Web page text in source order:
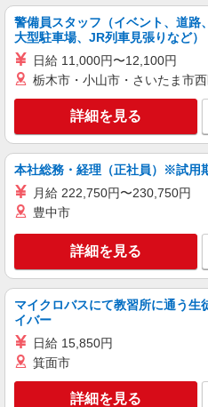
派遣社員
株式会社kotrio /●CB-H-2095477
稲毛／住宅型
不要！面接なし
時給1500円
通費全支給(ガソ
千葉市稲毛
キープ
株式会社kotrio /●CB-H-2160634
＼日収12,000
スで見守り・
時給1500円
千葉市稲毛
キープ
警備員スタッフ（イベント、道路
大型駐車場、JR列車見張りなど）
日給 11,000円〜12,100円
栃木市・小山市・さいたま市
詳細を見る
本社総務・経理（正社員）※試用
月給 222,750円〜230,750円
豊中市
詳細を見る
マイクロバスにて教習所に通う生
イバー
日給 15,850円
箕面市
詳細を見る